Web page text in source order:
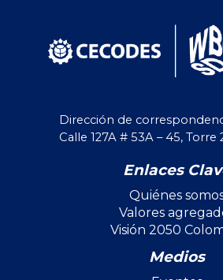
Dirección de
Calle 127A # 53A – 45, Torre
Enlaces
Quiénes
Valores
Visión 2050
Medios